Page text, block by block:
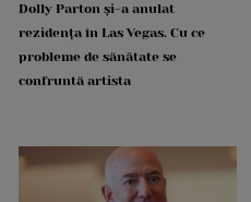
Dolly Parton și-a anulat
rezidența în Las Vegas. Cu ce
probleme de sănătate se
confruntă artista